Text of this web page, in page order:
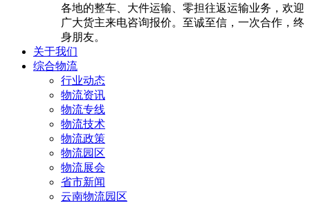
各地的整车、大件运输、零担往返运输业务，欢迎
广大货主来电咨询报价。至诚至信，一次合作，终
身朋友。
关于我们
综合物流
行业动态
物流资讯
物流专线
物流技术
物流政策
物流园区
物流展会
省市新闻
云南物流园区